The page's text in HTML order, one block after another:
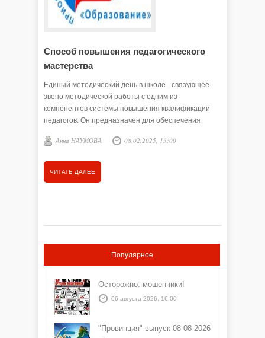
Способ повышения педагогического
мастерства
Единый методический день в школе - связующее
звено методической работы с одним из
компонентов системы повышения квалификации
педагогов. Он предназначен для обеспечения
совершенствования педагогического мастерства, а
Анна НАУМОВА 08.02.2025, 13:00
ЧИТАТЬ ДАЛЕЕ
Популярное
Осторожно: мошенники!
06 августа 2026, 16:00
"Провинция" выпуск 08 08 2026